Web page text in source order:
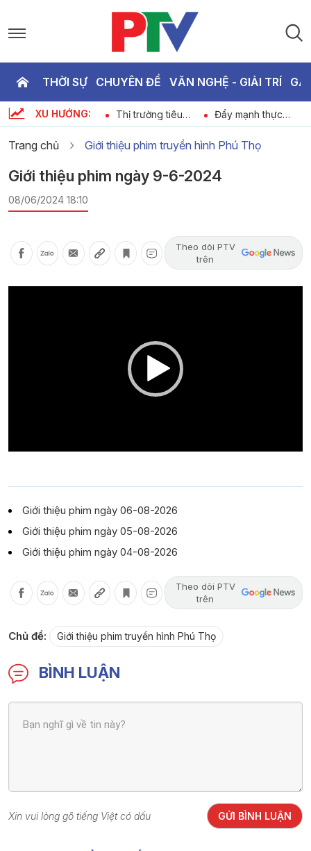
THỜI SỰ CHUYÊN ĐỀ VĂN NGHỆ - GIẢI TRÍ
XU HƯỚNG:
Bản tin quốc tế
11h45 ngày 06-08-
Thị trường tiêu
dùng ngày 06-08-
Đẩy mạnh thực
hiện các biện pháp
quản lý bảo vệ
rừng nguyên sinh
Trang chủ Giới thiệu phim truyền hình Phú Thọ
Giới thiệu phim ngày 9-6-2024
08/06/2024 18:10
Theo dõi PTV
trên
Giới thiệu phim ngày 06-08-2026
Giới thiệu phim ngày 05-08-2026
Giới thiệu phim ngày 04-08-2026
Theo dõi PTV
trên
Chủ đề: Giới thiệu phim truyền hình Phú Thọ
BÌNH LUẬN
Xin vui lòng gõ tiếng Việt có dấu GỬI BÌNH LUẬN